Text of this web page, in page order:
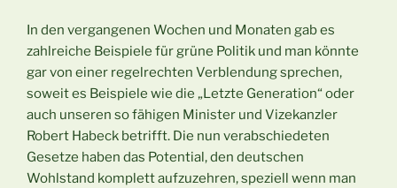
In den vergangenen Wochen und Monaten gab es
zahlreiche Beispiele für grüne Politik und man könnte
gar von einer regelrechten Verblendung sprechen,
soweit es Beispiele wie die „Letzte Generation“ oder
auch unseren so fähigen Minister und Vizekanzler
Robert Habeck betrifft. Die nun verabschiedeten
Gesetze haben das Potential, den deutschen
Wohlstand komplett aufzuzehren, speziell wenn man